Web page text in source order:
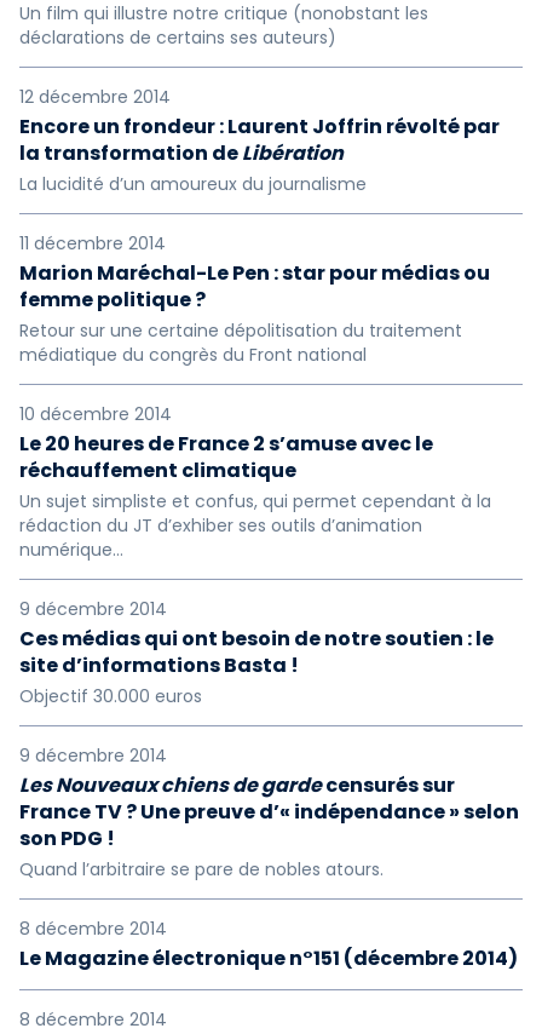
Un film qui illustre notre critique (nonobstant les
déclarations de certains ses auteurs)
12 décembre 2014
Encore un frondeur : Laurent Joffrin révolté par
la transformation deLibération
La lucidité d’un amoureux du journalisme
11 décembre 2014
Marion Maréchal-Le Pen : star pour médias ou
femme politique ?
Retour sur une certaine dépolitisation du traitement
médiatique du congrès du Front national
10 décembre 2014
Le 20 heures de France 2 s’amuse avec le
réchauffement climatique
Un sujet simpliste et confus, qui permet cependant à la
rédaction du JT d’exhiber ses outils d’animation
numérique…
9 décembre 2014
Ces médias qui ont besoin de notre soutien : le
site d’informations Basta !
Objectif 30.000 euros
9 décembre 2014
Les Nouveaux chiens de gardecensurés sur
France TV ? Une preuve d’« indépendance » selon
son PDG !
Quand l’arbitraire se pare de nobles atours.
8 décembre 2014
Le Magazine électronique n°151 (décembre 2014)
8 décembre 2014